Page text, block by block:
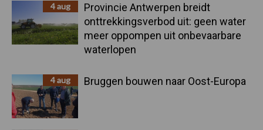
4 aug
Provincie Antwerpen breidt
onttrekkingsverbod uit: geen water
meer oppompen uit onbevaarbare
waterlopen
4 aug Bruggen bouwen naar Oost-Europa